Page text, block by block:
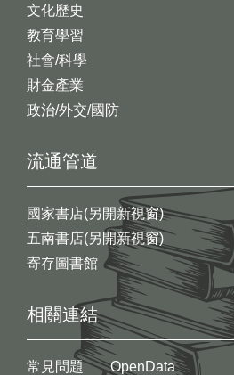
文化歷史
教育學習
社會/科學
財金產業
政治/外交/國防
流通管道
國家書店(另開新視窗)
五南書店(另開新視窗)
寄存圖書館
相關連結
常見問題
OpenData